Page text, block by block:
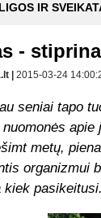
LIGOS IR
-
| 2015-03-24
seniai tapo
nuomonės
metų,
organizmui
kiek pasikeitusi.